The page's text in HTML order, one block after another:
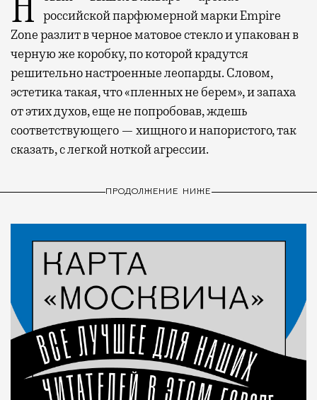
Новый — вышел в январе — аромат российской парфюмерной марки Empire
Zone разлит в черное матовое стекло и упакован в
черную же коробку, по которой крадутся
решительно настроенные леопарды. Словом,
эстетика такая, что «пленных не берем», и запаха
от этих духов, еще не попробовав, ждешь
соответствующего — хищного и напористого, так
сказать, с легкой ноткой агрессии.
ПРОДОЛЖЕНИЕ НИЖЕ